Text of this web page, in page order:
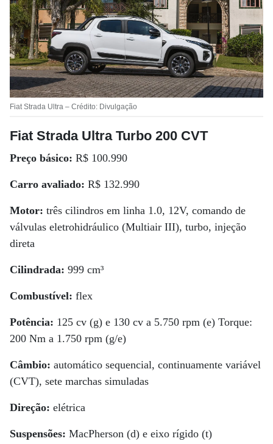
Fiat Strada Ultra – Crédito: Divulgação
Fiat Strada Ultra Turbo 200 CVT
Preço básico: R$ 100.990
Carro avaliado: R$ 132.990
Motor: três cilindros em linha 1.0, 12V, comando de
válvulas eletrohidráulico (Multiair III), turbo, injeção
direta
Cilindrada: 999 cm³
Combustível: flex
Potência: 125 cv (g) e 130 cv a 5.750 rpm (e) Torque:
200 Nm a 1.750 rpm (g/e)
Câmbio: automático sequencial, continuamente variável
(CVT), sete marchas simuladas
Direção: elétrica
Suspensões: MacPherson (d) e eixo rígido (t)